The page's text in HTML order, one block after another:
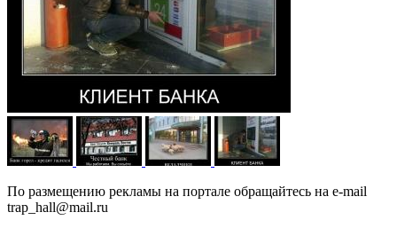
По размещению рекламы на портале обращайтесь на e-mail
trap_hall@mail.ru